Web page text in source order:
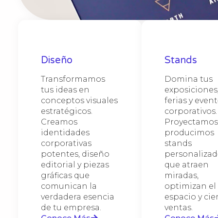
Diseño
Transformamos
tus ideas en
conceptos visuales
estratégicos.
Creamos
identidades
corporativas
potentes, diseño
editorial y piezas
gráficas que
comunican la
verdadera esencia
de tu empresa.
Stands
Domina tus
ferias y
corporativos.
producimos
stands
que atraen
miradas,
optimizan el
espacio y
ventas.
Nos
Nos
de
tu
visual
que
de